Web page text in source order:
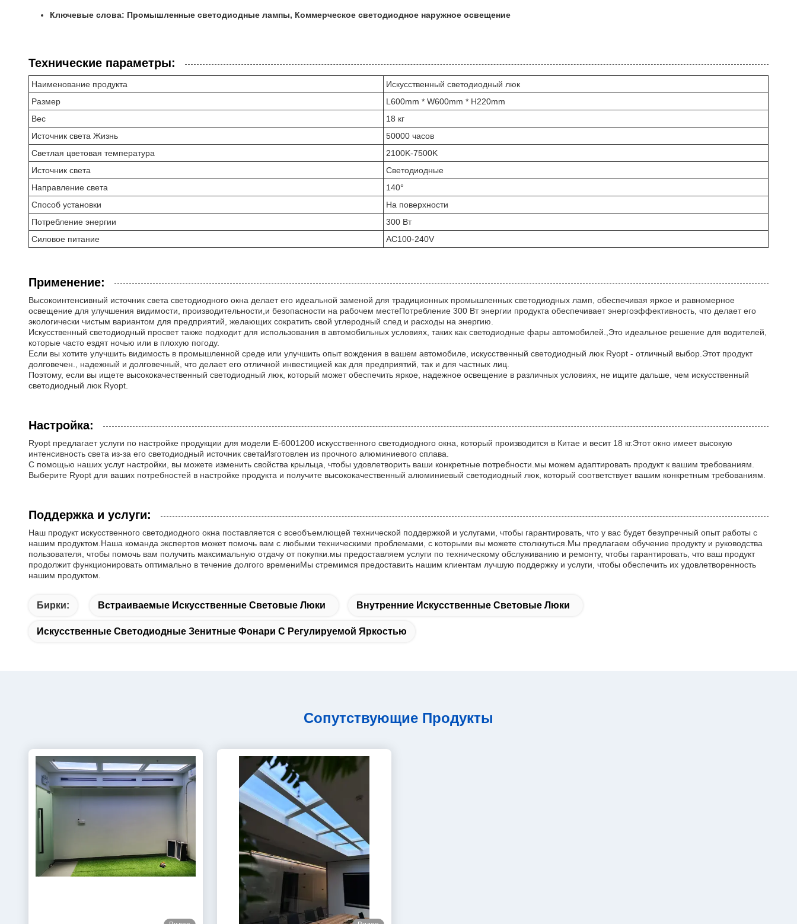
Ключевые слова: Промышленные светодиодные лампы, Коммерческое светодиодное наружное освещение
Технические параметры:
Наименование продукта
Искусственный светодиодный люк
Размер
L600mm * W600mm * H220mm
Вес
18 кг
Источник света Жизнь
50000 часов
Светлая цветовая температура
2100K-7500K
Источник света
Светодиодные
Направление света
140°
Способ установки
На поверхности
Потребление энергии
300 Вт
Силовое питание
AC100-240V
Применение:
Высокоинтенсивный источник света светодиодного окна делает его идеальной заменой для традиционных промышленных светодиодных ламп, обеспечивая яркое и равномерное
освещение для улучшения видимости, производительности,и безопасности на рабочем местеПотребление 300 Вт энергии продукта обеспечивает энергоэффективность, что делает его
экологически чистым вариантом для предприятий, желающих сократить свой углеродный след и расходы на энергию.
Искусственный светодиодный просвет также подходит для использования в автомобильных условиях, таких как светодиодные фары автомобилей.,Это идеальное решение для водителей,
которые часто ездят ночью или в плохую погоду.
Если вы хотите улучшить видимость в промышленной среде или улучшить опыт вождения в вашем автомобиле, искусственный светодиодный люк Ryopt - отличный выбор.Этот продукт
долговечен., надежный и долговечный, что делает его отличной инвестицией как для предприятий, так и для частных лиц.
Поэтому, если вы ищете высококачественный светодиодный люк, который может обеспечить яркое, надежное освещение в различных условиях, не ищите дальше, чем искусственный
светодиодный люк Ryopt.
Настройка:
Ryopt предлагает услуги по настройке продукции для модели E-6001200 искусственного светодиодного окна, который производится в Китае и весит 18 кг.Этот окно имеет высокую
интенсивность света из-за его светодиодный источник светаИзготовлен из прочного алюминиевого сплава.
С помощью наших услуг настройки, вы можете изменить свойства крыльца, чтобы удовлетворить ваши конкретные потребности.мы можем адаптировать продукт к вашим требованиям.
Выберите Ryopt для ваших потребностей в настройке продукта и получите высококачественный алюминиевый светодиодный люк, который соответствует вашим конкретным требованиям.
Поддержка и услуги:
Наш продукт искусственного светодиодного окна поставляется с всеобъемлющей технической поддержкой и услугами, чтобы гарантировать, что у вас будет безупречный опыт работы с
нашим продуктом.Наша команда экспертов может помочь вам с любыми техническими проблемами, с которыми вы можете столкнуться.Мы предлагаем обучение продукту и руководства
пользователя, чтобы помочь вам получить максимальную отдачу от покупки.мы предоставляем услуги по техническому обслуживанию и ремонту, чтобы гарантировать, что ваш продукт
продолжит функционировать оптимально в течение долгого времениМы стремимся предоставить нашим клиентам лучшую поддержку и услуги, чтобы обеспечить их удовлетворенность
нашим продуктом.
Бирки: Встраиваемые Искусственные Световые Люки Внутренние Искусственные Световые Люки
Искусственные Светодиодные Зенитные Фонари С Регулируемой Яркостью
Сопутствующие Продукты